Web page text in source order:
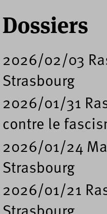
Dossiers
2026/02/03
Strasbourg
2026/01/31
contre le
2026/01/24
Strasbourg
2026/01/21